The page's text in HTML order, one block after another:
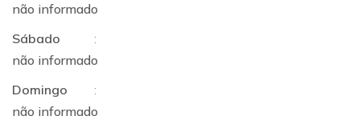
não informado
Sábado
:
não informado
Domingo
:
não informado